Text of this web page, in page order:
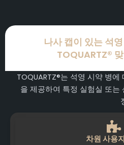
나사 캡이 있는 석
TOQUARTZ®
TOQUARTZ®는 석영 시약 병
을 제공하여 특정 실험실 또는
차원 사용